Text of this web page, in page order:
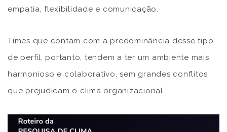
empatia, flexibilidade e comunicação.
Times que contam com a predominância desse tipo
de perfil, portanto, tendem a ter um ambiente mais
harmonioso e colaborativo, sem grandes conflitos
que prejudicam o clima organizacional.